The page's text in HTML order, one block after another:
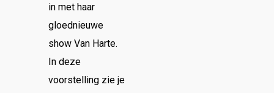
in met haar
gloednieuwe
show Van Harte.
In deze
voorstelling zie je